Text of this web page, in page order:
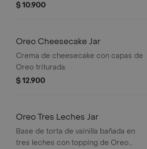
$ 10.900
Oreo Cheesecake Jar
Crema de cheesecake con capas de
Oreo triturada.
$ 12.900
Oreo Tres Leches Jar
Base de torta de vainilla bañada en
tres leches con topping de Oreo